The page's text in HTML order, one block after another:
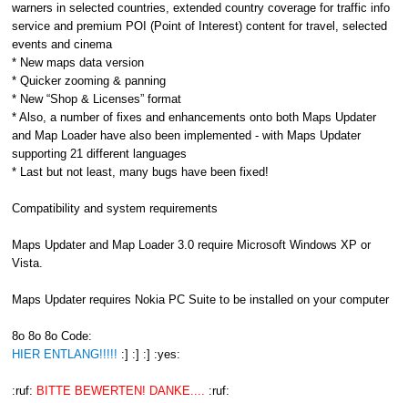
warners in selected countries, extended country coverage for traffic info
service and premium POI (Point of Interest) content for travel, selected
events and cinema
* New maps data version
* Quicker zooming & panning
* New “Shop & Licenses” format
* Also, a number of fixes and enhancements onto both Maps Updater
and Map Loader have also been implemented - with Maps Updater
supporting 21 different languages
* Last but not least, many bugs have been fixed!
Compatibility and system requirements
Maps Updater and Map Loader 3.0 require Microsoft Windows XP or
Vista.
Maps Updater requires Nokia PC Suite to be installed on your computer
8o 8o 8o Code:
HIER ENTLANG!!!!! :] :] :] :yes:
:ruf: BITTE BEWERTEN! DANKE.... :ruf: